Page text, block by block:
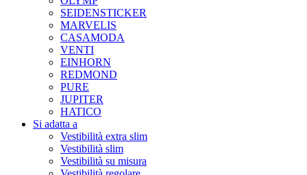
SEIDENSTICKER
MARVELIS
CASAMODA
VENTI
EINHORN
REDMOND
PURE
JUPITER
HATICO
Si adatta a
Vestibilità extra slim
Vestibilità slim
Vestibilità su misura